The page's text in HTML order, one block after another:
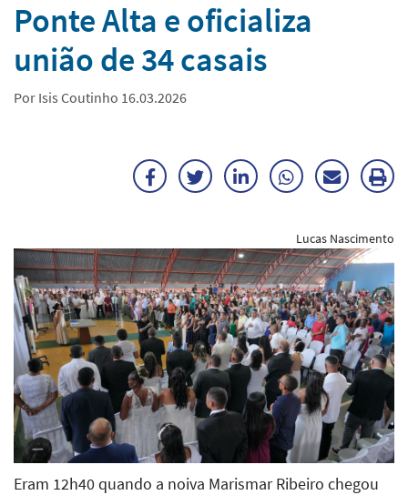
Ponte Alta e oficializa
união de 34 casais
Por Isis Coutinho 16.03.2026
FacebookTwitterLinkedInWhatsApp
Enviar
E-
mail
Lucas Nascimento
Eram 12h40 quando a noiva Marismar Ribeiro chegou